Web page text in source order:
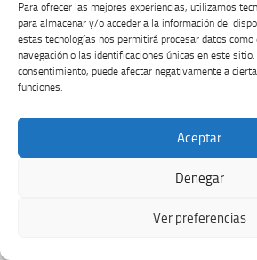
Para ofrecer las mejores experiencias, utilizamos
para almacenar y/o acceder a la información del
estas tecnologías nos permitirá procesar datos
navegación o las identificaciones únicas en este
consentimiento, puede afectar negativamente a
funciones.
Aceptar
Denegar
Ver preferencias
Viena
Vienna
Vienna Calling – Wer singt für Österreich?
Vienna Calling- Vienna Calling – Wer singt
What ever Happened